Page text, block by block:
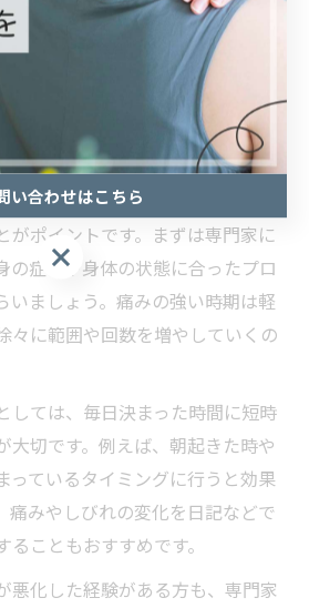
正しい手順を学ぶことが大切で
することで歩行や立ち座りが楽
の声が寄せられています。
神経系ストレッチの進め方
際は、神経系ストレッチを無理な
がポイントです。まずは専門家に
の症状や身体の状態に合ったプロ
いましょう。痛みの強い時期は軽
々に範囲や回数を増やしていくの
しては、毎日決まった時間に短時
大切です。例えば、朝起きた時や
っているタイミングに行うと効果
痛みやしびれの変化を日記などで
こともおすすめです。
悪化した経験がある方も、専門家
い合わせはこちら